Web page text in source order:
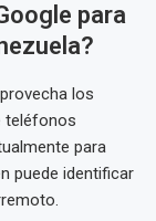
para
los
teléfonos
para
puede identificar